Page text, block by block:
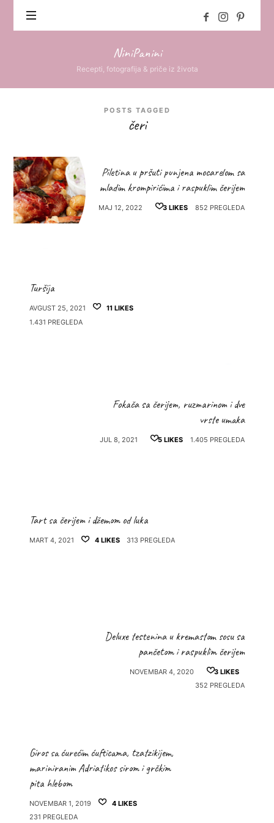
NiniPanini
NiniPanini
Recepti, fotografija & priče iz života
POSTS TAGGED
čeri
Piletina u pršuti punjena mocarelom sa
mladim krompirićima i raspuklim čerijem
MAJ 12, 2022 3 LIKES 852 PREGLEDA
Turšija
AVGUST 25, 2021 11 LIKES
1.431 PREGLEDA
Fokača sa čerijem, ruzmarinom i dve
vrste umaka
JUL 8, 2021 5 LIKES 1.405 PREGLEDA
Tart sa čerijem i džemom od luka
MART 4, 2021 4 LIKES 313 PREGLEDA
Deluxe testenina u kremastom sosu sa
pančetom i raspuklim čerijem
NOVEMBAR 4, 2020 3 LIKES
352 PREGLEDA
Giros sa ćurećim ćufticama, tzatzikijem,
mariniranim Adriatikos sirom i grčkim
pita hlebom
NOVEMBAR 1, 2019 4 LIKES
231 PREGLEDA